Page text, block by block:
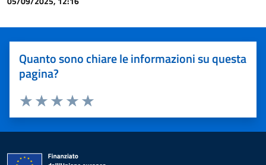
Quanto sono chiare le informazioni su questa
pagina?
Valuta 5 stelle su 5
Valuta 4 stelle su 5
Valuta 3 stelle su 5
Valuta 2 stelle su 5
Valuta 1 stelle su 5